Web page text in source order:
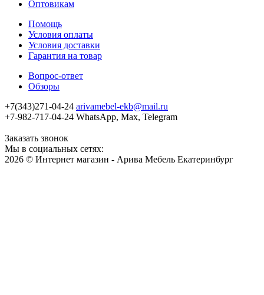
Оптовикам
Помощь
Условия оплаты
Условия доставки
Гарантия на товар
Вопрос-ответ
Обзоры
+7(343)271-04-24 arivamebel-ekb@mail.ru
+7-982-717-04-24 WhatsApp, Max, Telegram
Заказать звонок
Мы в социальных сетях:
2026 © Интернет магазин - Арива Мебель Екатеринбург